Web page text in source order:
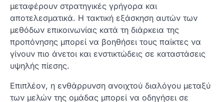
μεταφέρουν στρατηγικές γρήγορα και
αποτελεσματικά. Η τακτική εξάσκηση αυτών των
μεθόδων επικοινωνίας κατά τη διάρκεια της
προπόνησης μπορεί να βοηθήσει τους παίκτες να
γίνουν πιο άνετοι και ενστικτώδεις σε καταστάσεις
υψηλής πίεσης.
Επιπλέον, η ενθάρρυνση ανοιχτού διαλόγου μεταξύ
των μελών της ομάδας μπορεί να οδηγήσει σε